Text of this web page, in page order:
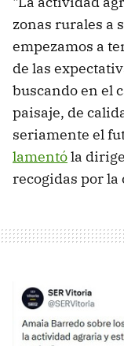
zonas rurales a
empezamos a
de las
buscando en el
paisaje, de
seriamente el
lamentóla
recogidas por la